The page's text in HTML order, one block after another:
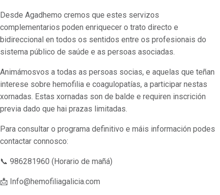
Desde Agadhemo cremos que estes servizos
complementarios poden enriquecer o trato directo e
bidireccional en todos os sentidos entre os profesionais do
sistema público de saúde e as persoas asociadas.
Animámosvos a todas as persoas socias, e aquelas que teñan
interese sobre hemofilia e coagulopatías, a participar nestas
xornadas. Estas xornadas son de balde e requiren inscrición
previa dado que hai prazas limitadas.
Para consultar o programa definitivo e máis información podes
contactar connosco:
📞 986281960 (Horario de mañá)
📩 Info@hemofiliagalicia.com